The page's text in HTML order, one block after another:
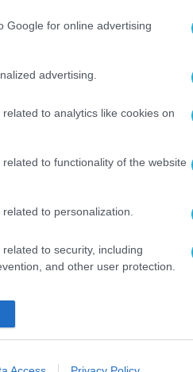
Google for online advertising
advertising.
to analytics like cookies on
to functionality of the website
to personalization.
to security, including
and other user protection.